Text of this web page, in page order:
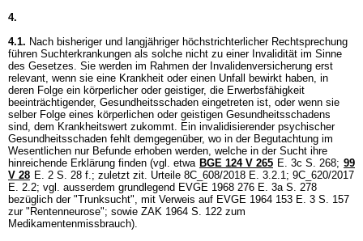
4.
4.1. Nach bisheriger und langjähriger höchstrichterlicher Rechtsprechung
führen Suchterkrankungen als solche nicht zu einer Invalidität im Sinne
des Gesetzes. Sie werden im Rahmen der Invalidenversicherung erst
relevant, wenn sie eine Krankheit oder einen Unfall bewirkt haben, in
deren Folge ein körperlicher oder geistiger, die Erwerbsfähigkeit
beeinträchtigender, Gesundheitsschaden eingetreten ist, oder wenn sie
selber Folge eines körperlichen oder geistigen Gesundheitsschadens
sind, dem Krankheitswert zukommt. Ein invalidisierender psychischer
Gesundheitsschaden fehlt demgegenüber, wo in der Begutachtung im
Wesentlichen nur Befunde erhoben werden, welche in der Sucht ihre
hinreichende Erklärung finden (vgl. etwa BGE 124 V 265 E. 3c S. 268; 99
V 28 E. 2 S. 28 f.; zuletzt zit. Urteile 8C_608/2018 E. 3.2.1; 9C_620/2017
E. 2.2; vgl. ausserdem grundlegend EVGE 1968 276 E. 3a S. 278
bezüglich der "Trunksucht", mit Verweis auf EVGE 1964 153 E. 3 S. 157
zur "Rentenneurose"; sowie ZAK 1964 S. 122 zum
Medikamentenmissbrauch).